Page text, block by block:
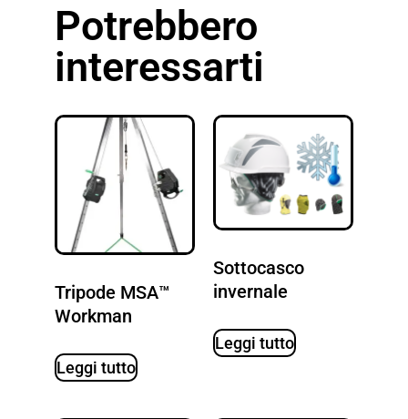
Potrebbero
interessarti
Tripode MSA™
Workman
Leggi tutto
Sottocasco
invernale
Leggi tutto